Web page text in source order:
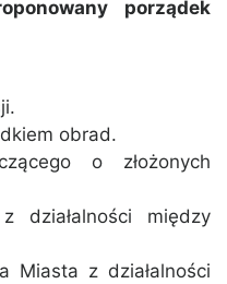
porządek
obrad.
o złożonych
działalności między
Miasta z działalności